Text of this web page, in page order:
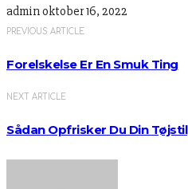
adminoktober 16, 2022
PREVIOUS ARTICLE
Forelskelse Er En Smuk Ting
NEXT ARTICLE
Sådan Opfrisker Du Din Tøjstil